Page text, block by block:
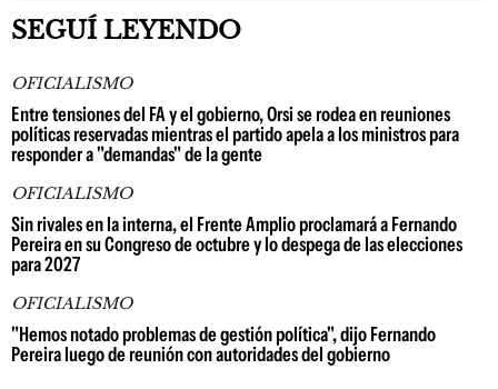
SEGUÍ LEYENDO
OFICIALISMO
Entre tensiones del FA y el gobierno, Orsi se rodea en reuniones
políticas reservadas mientras el partido apela a los ministros para
responder a "demandas" de la gente
OFICIALISMO
Sin rivales en la interna, el Frente Amplio proclamará a Fernando
Pereira en su Congreso de octubre y lo despega de las elecciones
para 2027
OFICIALISMO
"Hemos notado problemas de gestión política", dijo Fernando
Pereira luego de reunión con autoridades del gobierno